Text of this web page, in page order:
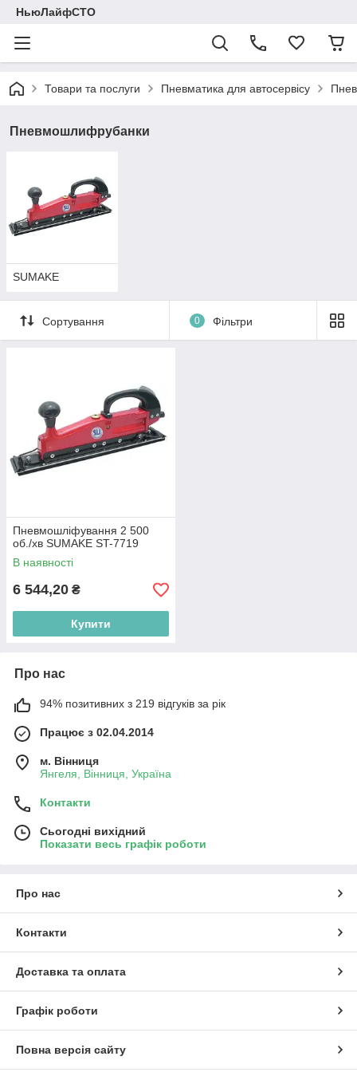
НьюЛайфСТО
Товари та послуги Пневматика для автосервісу
Пневмошлифрубанки
SUMAKE
Сортування 0 Фільтри
Пневмошліфування 2 500
об./хв SUMAKE ST-7719
В наявності
6 544,20 ₴
Купити
Про нас
94% позитивних з 219 відгуків за рік
Працює з 02.04.2014
м. Вінниця
Янгеля, Вінниця, Україна
Контакти
Сьогодні вихідний
Показати весь графік роботи
Про нас
Контакти
Доставка та оплата
Графік роботи
Повна версія сайту